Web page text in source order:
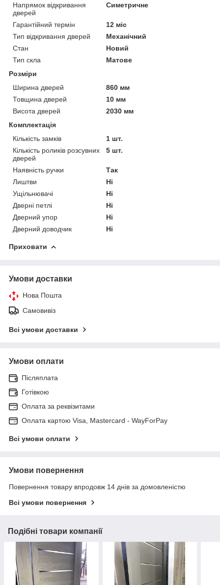
Напрямок відкривання
дверей
Симетричне
Гарантійний термін
12 міс
Тип відкривання дверей
Механічний
Стан
Новий
Тип скла
Матове
Розміри
Ширина дверей
860 мм
Товщина дверей
10 мм
Висота дверей
2030 мм
Комплектація
Кількість замків
1 шт.
Кількість роликів розсувних
дверей
5 шт.
Наявність ручки
Так
Лиштви
Ні
Ущільнювачі
Ні
Дверні петлі
Ні
Дверний упор
Ні
Дверний доводчик
Ні
Приховати
Умови доставки
Нова Пошта
Самовивіз
Всі умови доставки
Умови оплати
Післяплата
Готівкою
Оплата за реквізитами
Оплата картою Visa, Mastercard - WayForPay
Всі умови оплати
Умови повернення
Повернення товару впродовж 14 днів за домовленістю
Всі умови повернення
Подібні товари компанії